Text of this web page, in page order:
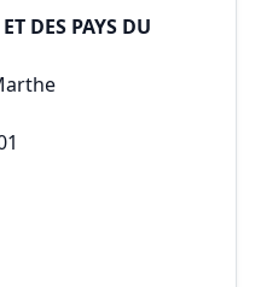
ET DES PAYS DU